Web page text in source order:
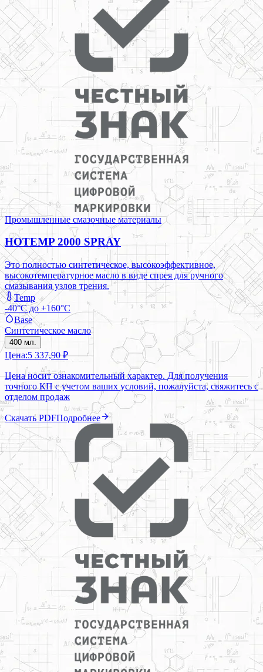
Промышленные смазочные материалы
HOTEMP 2000 SPRAY
Это полностью синтетическое, высокоэффективное,
высокотемпературное масло в виде спрея для ручного
смазывания узлов трения.
Temp
-40°C до +160°C
Base
Синтетическое масло
400 мл.
Цена:5 337,90 ₽
Цена носит ознакомительный характер. Для получения
точного КП с учетом ваших условий, пожалуйста, свяжитесь с
отделом продаж
Скачать PDFПодробнее